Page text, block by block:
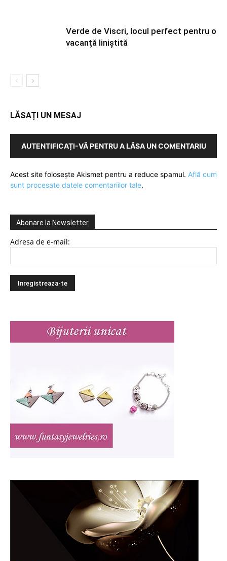
Verde de Viscri, locul perfect pentru o
vacanță liniștită
LĂSAȚI UN MESAJ
AUTENTIFICAȚI-VĂ PENTRU A LĂSA UN COMENTARIU
Acest site folosește Akismet pentru a reduce spamul. Află cum
sunt procesate datele comentariilor tale.
Abonare la Newsletter
Adresa de e-mail: